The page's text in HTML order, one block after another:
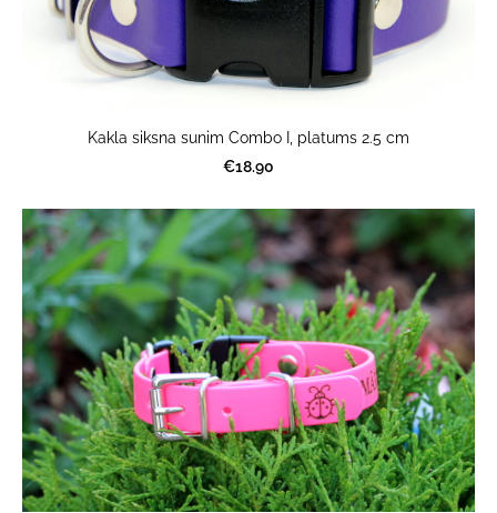
Kakla siksna sunim Combo I, platums 2.5 cm
€18.90